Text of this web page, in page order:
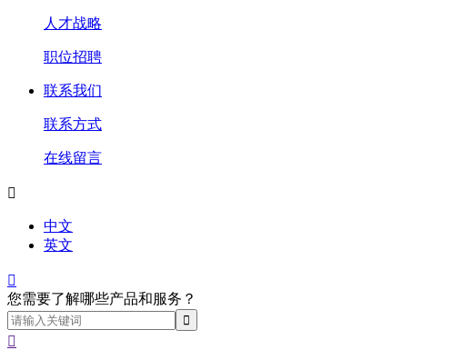
人才战略
职位招聘
联系我们
联系方式
在线留言

中文
英文

您需要了解哪些产品和服务？
